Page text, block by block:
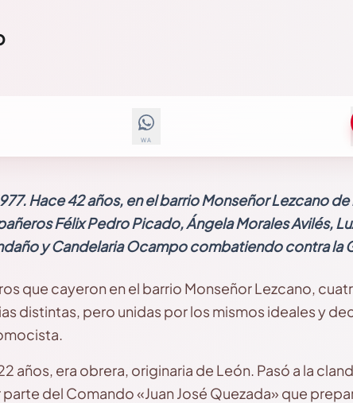
WA
Hace 42 años, en el barrio Monseñor Lezcano
Félix Pedro Picado, Ángela Morales Avilés,
y Candelaria Ocampo combatiendo contra la
que cayeron en el barrio Monseñor Lezcano,
distintas, pero unidas por los mismos ideales y
años, era obrera, originaria de León. Pasó a la
del Comando «Juan José Quezada» que